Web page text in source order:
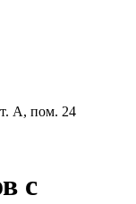
А, пом. 24
с